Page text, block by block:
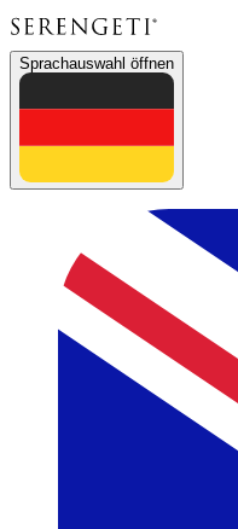
Sprachauswahl öffnen